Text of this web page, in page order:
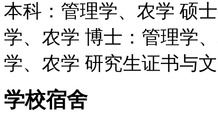
本科：管理学、农学 硕
学、农学 博士：管理学
学、农学 研究生证书与
学校宿舍